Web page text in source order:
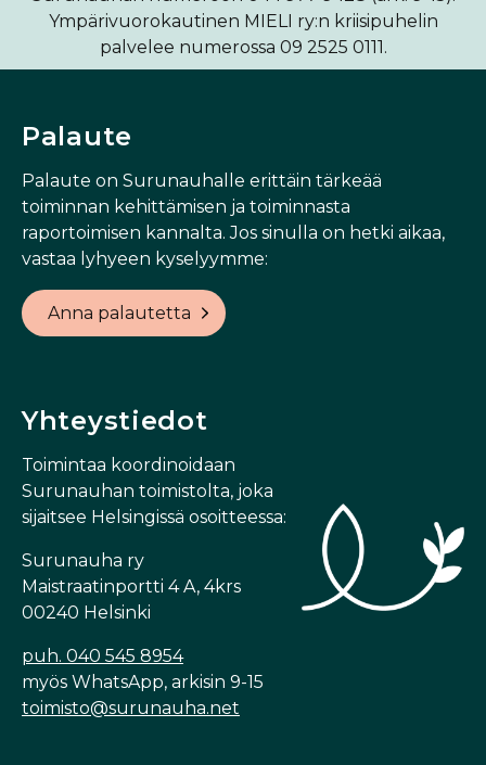
Ympärivuorokautinen MIELI ry:n kriisipuhelin
palvelee numerossa 09 2525 0111.
Palaute
Palaute on Surunauhalle erittäin tärkeää
toiminnan kehittämisen ja toiminnasta
raportoimisen kannalta. Jos sinulla on hetki aikaa,
vastaa lyhyeen kyselyymme:
Anna palautetta
Yhteystiedot
Toimintaa koordinoidaan
Surunauhan toimistolta, joka
sijaitsee Helsingissä osoitteessa:
Surunauha ry
Maistraatinportti 4 A, 4krs
00240 Helsinki
puh. 040 545 8954
myös WhatsApp, arkisin 9-15
toimisto@surunauha.net